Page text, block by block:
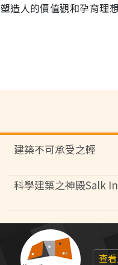
造人的價值觀和孕育理
建築不可承受之輕
科學建築之神殿Salk
查